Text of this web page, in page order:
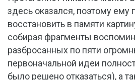
здесь оказался, поэтому ему
восстановить в памяти
собирая фрагменты
разбросанных по пяти
первоначальной идеи
было решено отказаться), а